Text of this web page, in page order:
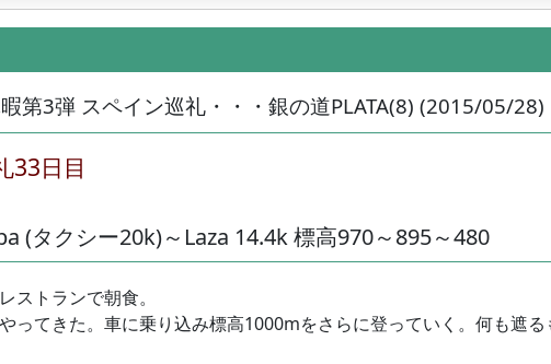
3弾 スペイン巡礼・・・銀の道PLATA(8) (2015/05/28)
33日目
(タクシー20k)～Laza 14.4k 標高970～895～480
ストランで朝食。
ってきた。車に乗り込み標高1000mをさらに登っていく。何も遮